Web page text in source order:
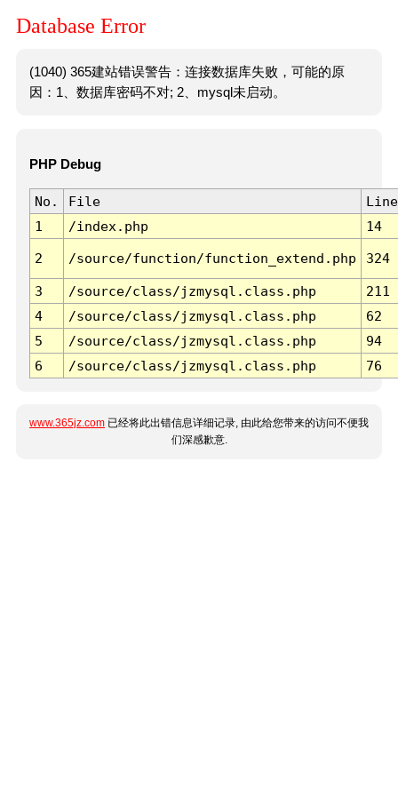
Database Error
(1040) 365建站错误警告：连接数据库失败，可能的原
因：1、数据库密码不对; 2、mysql未启动。
PHP Debug
No. File
Line
1
/index.php 14
2 /source/function/function_extend.php 324
3 /source/class/jzmysql.class.php
211
4
/source/class/jzmysql.class.php
62
5
/source/class/jzmysql.class.php
94
6
/source/class/jzmysql.class.php 76
www.365jz.com 已经将此出错信息详细记录, 由此给您带来的访问不便我
们深感歉意.